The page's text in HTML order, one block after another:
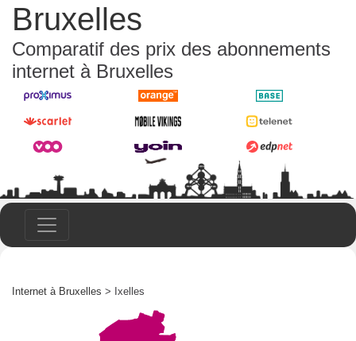
Bruxelles
Comparatif des prix des abonnements
internet à Bruxelles
Internet à Bruxelles > Ixelles